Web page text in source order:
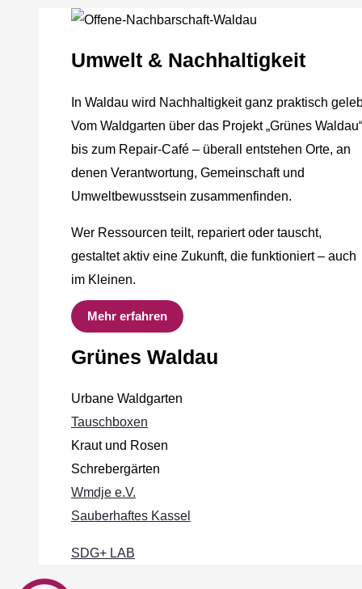
Umwelt & Nachhaltigkeit
In Waldau wird Nachhaltigkeit ganz praktisch
Vom Waldgarten über das Projekt „Grünes Waldau“
bis zum Repair-Café – überall entstehen Orte, an
denen Verantwortung, Gemeinschaft und
Umweltbewusstsein zusammenfinden.
Wer Ressourcen teilt, repariert oder tauscht,
gestaltet aktiv eine Zukunft, die funktioniert – auch
im Kleinen.
Mehr erfahren
Grünes Waldau
Urbane Waldgarten
Tauschboxen
Kraut und Rosen
Schrebergärten
Wmdje e.V.
Sauberhaftes Kassel
SDG+ LAB